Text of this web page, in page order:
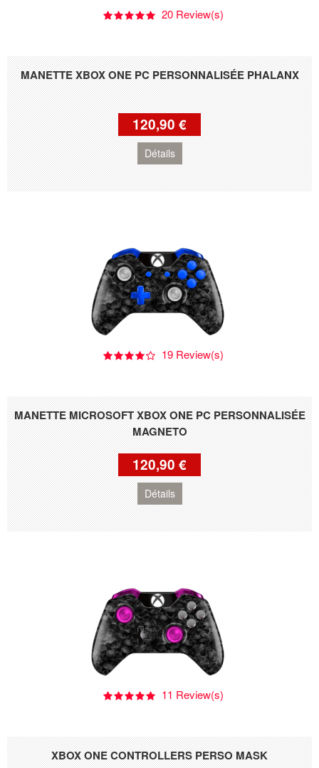
MANETTE XBOX ONE PC PERSONNALISÉE PHALANX
20 Review(s)
120,90 €
Détails
MANETTE MICROSOFT XBOX ONE PC PERSONNALISÉE
MAGNETO
19 Review(s)
120,90 €
Détails
XBOX ONE CONTROLLERS PERSO MASK
11 Review(s)